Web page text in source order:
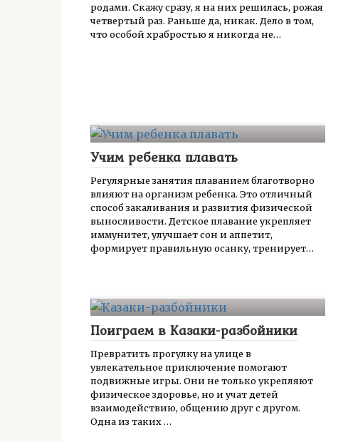
родами. Скажу сразу, я на них решилась, рожая
четвертый раз. Раньше да, никак. Дело в том,
что особой храбростью я никогда не…
Учим ребенка плавать
Регулярные занятия плаванием благотворно
влияют на организм ребенка. Это отличный
способ закаливания и развития физической
выносливости. Детское плавание укрепляет
иммунитет, улучшает сон и аппетит,
формирует правильную осанку, тренирует…
Поиграем в Казаки-разбойники
Превратить прогулку на улице в
увлекательное приключение помогают
подвижные игры. Они не только укрепляют
физическое здоровье, но и учат детей
взаимодействию, общению друг с другом.
Одна из таких …